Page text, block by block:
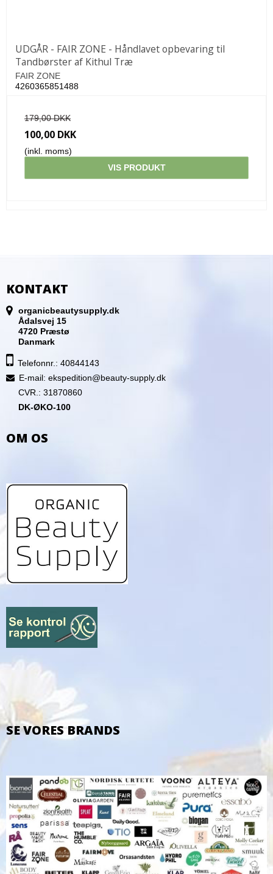
UDGÅR - FAIR ZONE - Håndlavet opbevaring til
Tandbørster af Kithul Træ
FAIR ZONE
4260365851488
179,00 DKK
100,00 DKK
(inkl. moms)
VIS PRODUKT
KONTAKT
organicbeautysupply.dk
Ådalsvej 15
4720 Præstø
Danmark
Telefonnr.: 40844143
E-mail: ekspedition@beauty-supply.dk
CVR.: 31870860
DK-ØKO-100
OM OS
SE VORES BRANDS